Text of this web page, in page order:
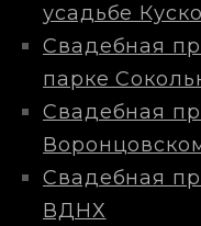
усадьбе
Свадебная
парке
Свадебная
Свадебная
ВДНХ